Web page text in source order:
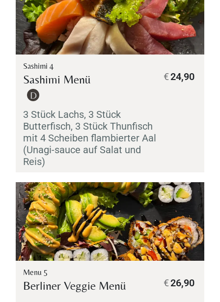
Sashimi 4
Sashimi Menü
D
3 Stück Lachs, 3 Stück
Butterfisch, 3 Stück Thunfisch
mit 4 Scheiben flambierter Aal
(Unagi-sauce auf Salat und
Reis)
24,90
€
Menu 5
Berliner Veggie Menü 26,90
€